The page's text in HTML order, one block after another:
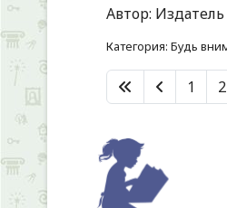
Автор: Издатель
Категория: Будь
1 2